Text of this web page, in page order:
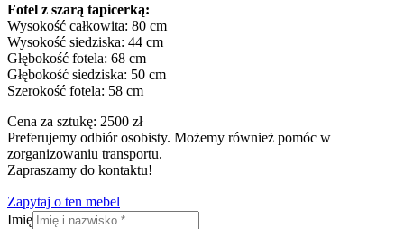
Fotel z szarą tapicerką:
Wysokość całkowita: 80 cm
Wysokość siedziska: 44 cm
Głębokość fotela: 68 cm
Głębokość siedziska: 50 cm
Szerokość fotela: 58 cm
Cena za sztukę: 2500 zł
Preferujemy odbiór osobisty. Możemy również pomóc w
zorganizowaniu transportu.
Zapraszamy do kontaktu!
Zapytaj o ten mebel
Imię